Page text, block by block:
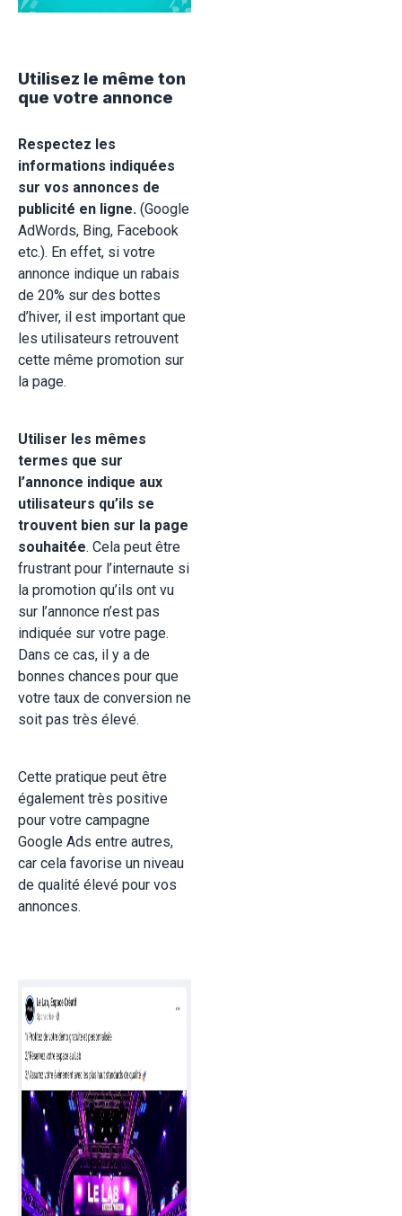
Utilisez le même ton
que votre annonce
Respectez les
informations indiquées
sur vos annonces de
publicité en ligne. (Google
AdWords, Bing, Facebook
etc.). En effet, si votre
annonce indique un rabais
de 20% sur des bottes
d’hiver, il est important que
les utilisateurs retrouvent
cette même promotion sur
la page.
Utiliser les mêmes
termes que sur
l’annonce indique aux
utilisateurs qu’ils se
trouvent bien sur la page
souhaitée. Cela peut être
frustrant pour l’internaute si
la promotion qu’ils ont vu
sur l’annonce n’est pas
indiquée sur votre page.
Dans ce cas, il y a de
bonnes chances pour que
votre taux de conversion ne
soit pas très élevé.
Cette pratique peut être
également très positive
pour votre campagne
Google Ads entre autres,
car cela favorise un niveau
de qualité élevé pour vos
annonces.